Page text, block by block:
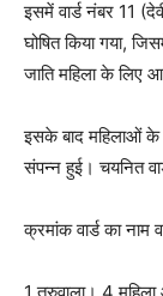
इसमें वार्ड नंबर 11
घोषित किया गया,
जाति महिला के लिए
इसके बाद महिलाओं के
संपन्न हुई। चयनित
क्रमांक वार्ड का नाम